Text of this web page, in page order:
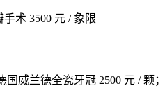
术 3500 元 / 象限
威兰德全瓷牙冠 2500 元 / 颗